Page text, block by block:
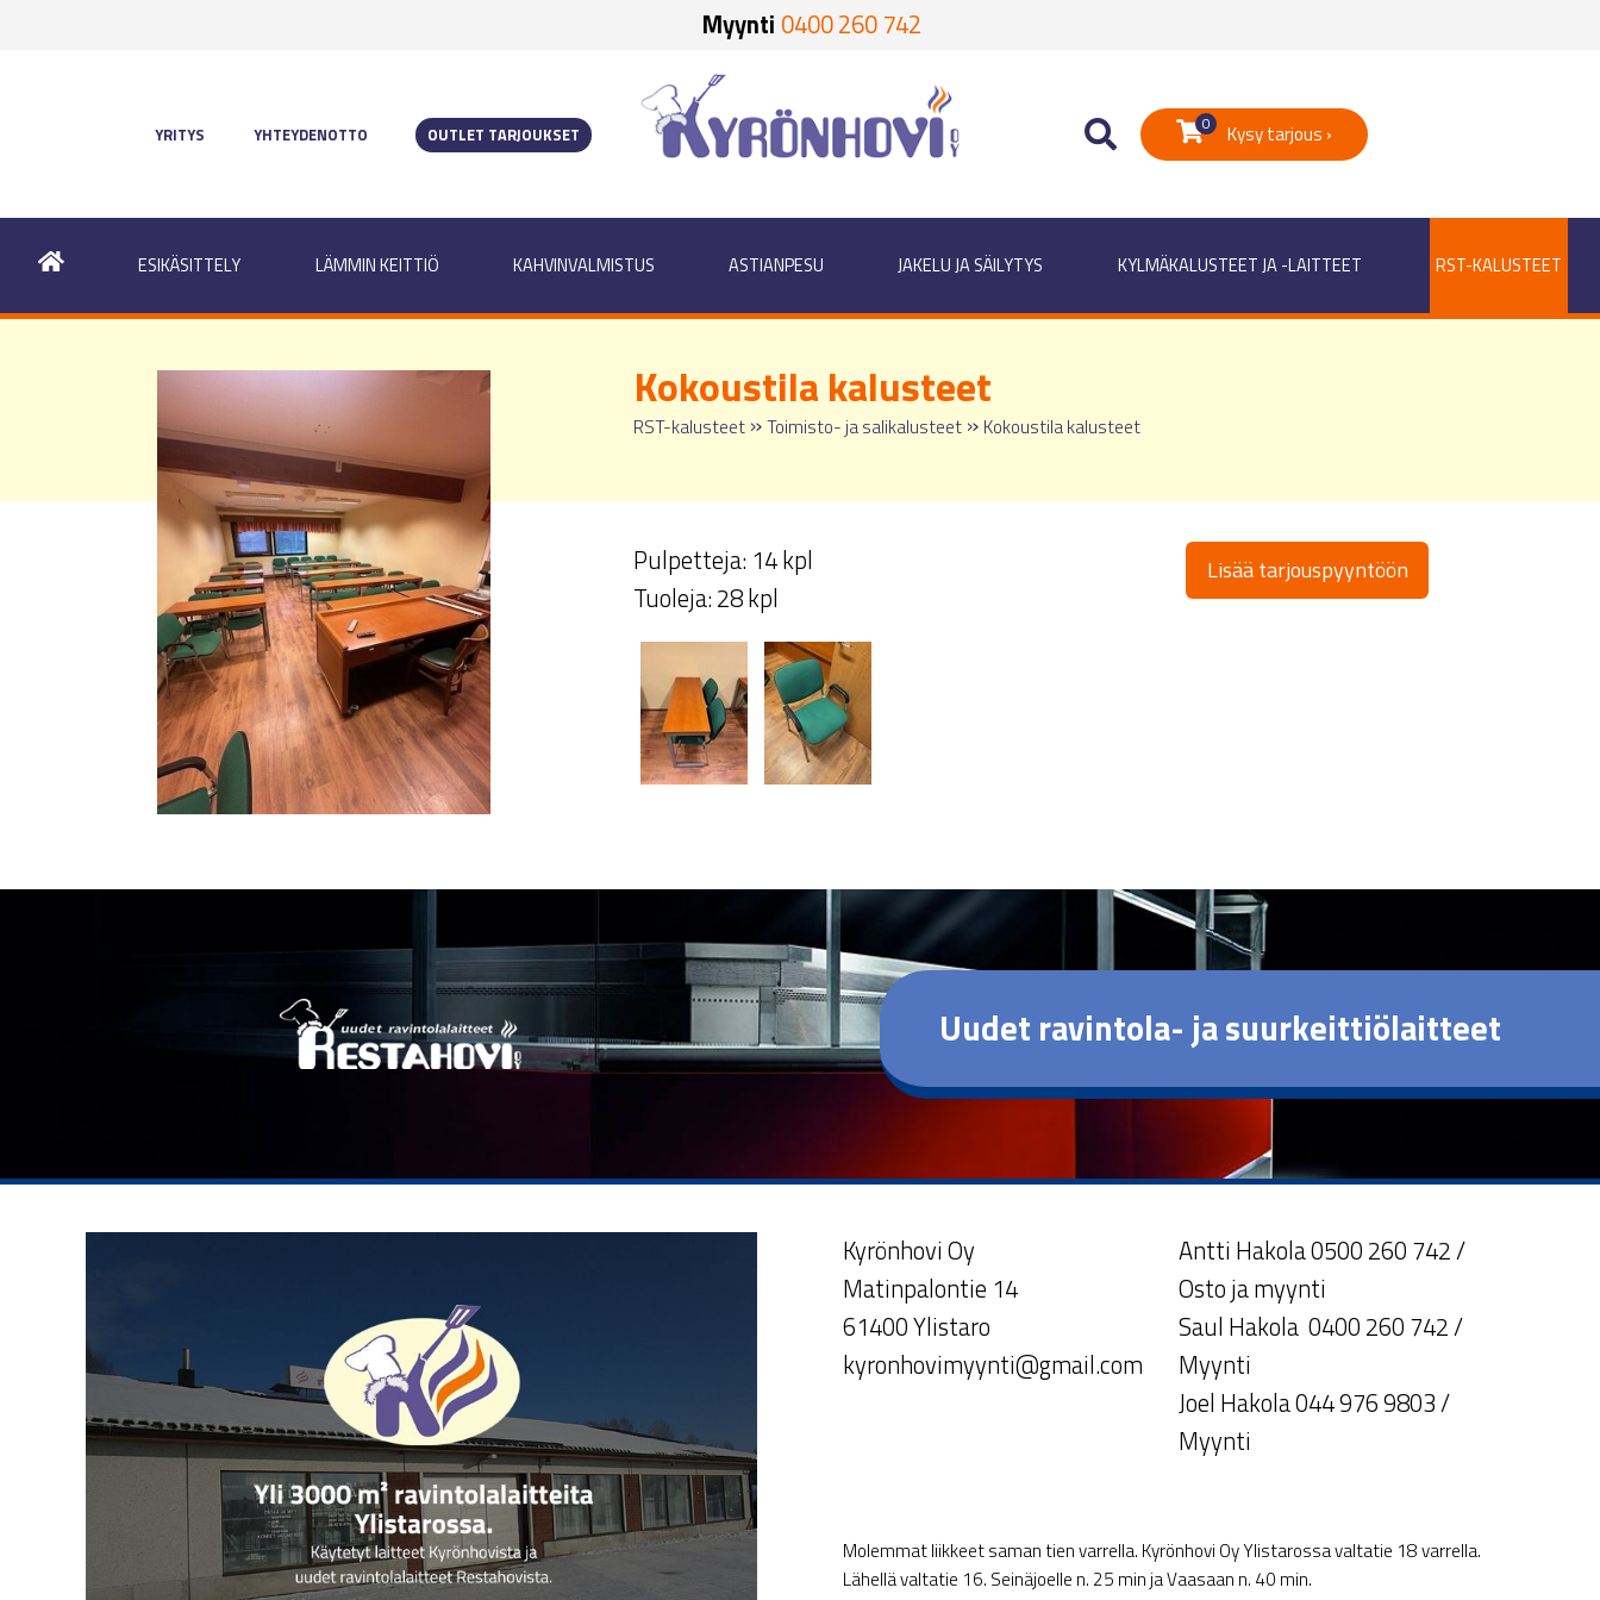
Myynti 0400 260 742
YRITYS YHTEYDENOTTO OUTLET TARJOUKSET
0 Kysy tarjous ›
ESIKÄSITTELY LÄMMIN KEITTIÖ KAHVINVALMISTUS ASTIANPESU JAKELU JA SÄILYTYS KYLMÄKALUSTEET JA -LAITTEET RST-KALUSTEET
Kokoustila kalusteet
RST-kalusteet »Toimisto- ja salikalusteet » Kokoustila kalusteet
Pulpetteja: 14 kpl
Tuoleja: 28 kpl
Lisää tarjouspyyntöön
Uudet ravintola- ja suurkeittiölaitteet
Kyrönhovi Oy
Matinpalontie 14
61400 Ylistaro
kyronhovimyynti@gmail.com
Antti Hakola 0500 260 742 /
Osto ja myynti
Saul Hakola 0400 260 742 /
Myynti
Joel Hakola 044 976 9803 /
Myynti
Molemmat liikkeet saman tien varrella. Kyrönhovi Oy Ylistarossa valtatie 18 varrella.
Lähellä valtatie 16. Seinäjoelle n. 25 min ja Vaasaan n. 40 min.